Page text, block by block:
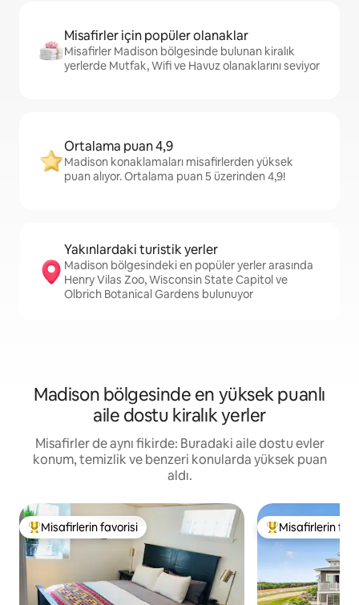
Misafirler için popüler olanaklar
Misafirler Madison bölgesinde bulunan kiralık
yerlerde Mutfak, Wifi ve Havuz olanaklarını seviyor
Ortalama puan 4,9
Madison konaklamaları misafirlerden yüksek
puan alıyor. Ortalama puan 5 üzerinden 4,9!
Yakınlardaki turistik yerler
Madison bölgesindeki en popüler yerler arasında
Henry Vilas Zoo, Wisconsin State Capitol ve
Olbrich Botanical Gardens bulunuyor
Madison bölgesinde en yüksek puanlı
aile dostu kiralık yerler
Misafirler de aynı fikirde: Buradaki aile dostu evler
konum, temizlik ve benzeri konularda yüksek puan
aldı.
Misafirlerin favorilerinden en beğenilenler arasında
Misafirlerin favorisi Misafirlerin
Misafirlerin